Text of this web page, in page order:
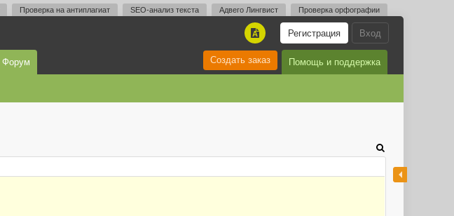
Проверка на антиплагиат SEO-анализ текста Адвего Лингвист Проверка орфографии
Вход
Регистрация
A
Форум Помощь и поддержка
Создать заказ